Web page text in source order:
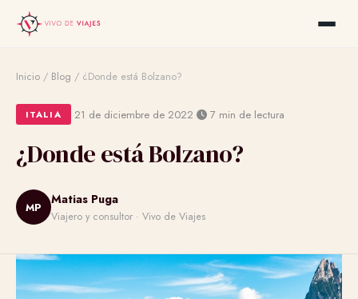
Inicio / Blog / ¿Donde está Bolzano?
ITALIA 21 de diciembre de 2022 7 min de lectura
¿Donde está Bolzano?
MP
Matias Puga
Viajero y consultor · Vivo de Viajes